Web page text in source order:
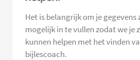
Het is belangrijk om je gegevens
mogelijk in te vullen zodat we je
kunnen helpen met het vinden
bijlescoach.